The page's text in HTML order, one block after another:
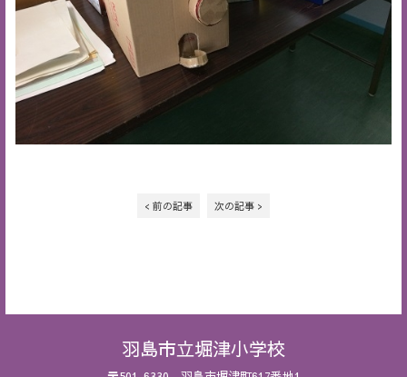
< 前の記事 次の記事 >
羽島市立堀津小学校